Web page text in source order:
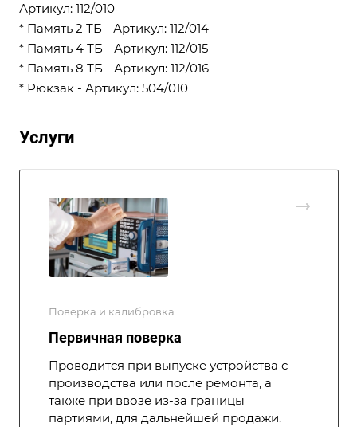
Артикул: 112/010
* Память 2 ТБ - Артикул: 112/014
* Память 4 ТБ - Артикул: 112/015
* Память 8 ТБ - Артикул: 112/016
* Рюкзак - Артикул: 504/010
Услуги
Поверка и калибровка
Первичная поверка
Проводится при выпуске устройства с
производства или после ремонта, а
также при ввозе из-за границы
партиями, для дальнейшей продажи.